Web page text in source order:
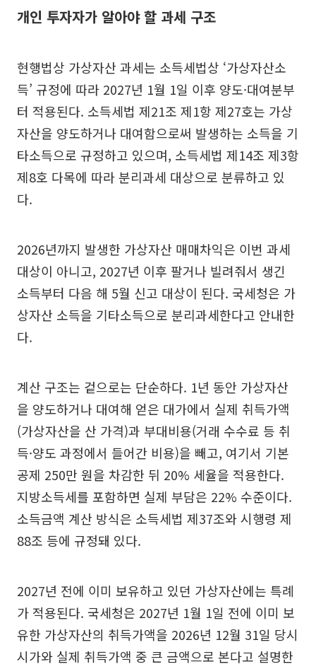
개인 투자자가 알아야 할 과세 구조
현행법상 가상자산 과세는 소득세법상 ‘가상자산소
득’ 규정에 따라 2027년 1월 1일 이후 양도·대여분부
터 적용된다. 소득세법 제21조 제1항 제27호는 가상
자산을 양도하거나 대여함으로써 발생하는 소득을 기
타소득으로 규정하고 있으며, 소득세법 제14조 제3항
제8호 다목에 따라 분리과세 대상으로 분류하고 있
다.
2026년까지 발생한 가상자산 매매차익은 이번 과세
대상이 아니고, 2027년 이후 팔거나 빌려줘서 생긴
소득부터 다음 해 5월 신고 대상이 된다. 국세청은 가
상자산 소득을 기타소득으로 분리과세한다고 안내한
다.
계산 구조는 겉으로는 단순하다. 1년 동안 가상자산
을 양도하거나 대여해 얻은 대가에서 실제 취득가액
(가상자산을 산 가격)과 부대비용(거래 수수료 등 취
득·양도 과정에서 들어간 비용)을 빼고, 여기서 기본
공제 250만 원을 차감한 뒤 20% 세율을 적용한다.
지방소득세를 포함하면 실제 부담은 22% 수준이다.
소득금액 계산 방식은 소득세법 제37조와 시행령 제
88조 등에 규정돼 있다.
2027년 전에 이미 보유하고 있던 가상자산에는 특례
가 적용된다. 국세청은 2027년 1월 1일 전에 이미 보
유한 가상자산의 취득가액을 2026년 12월 31일 당시
시가와 실제 취득가액 중 큰 금액으로 본다고 설명한